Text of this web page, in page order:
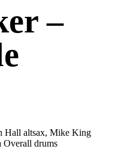
–
Hall altsax, Mike King
Overall drums